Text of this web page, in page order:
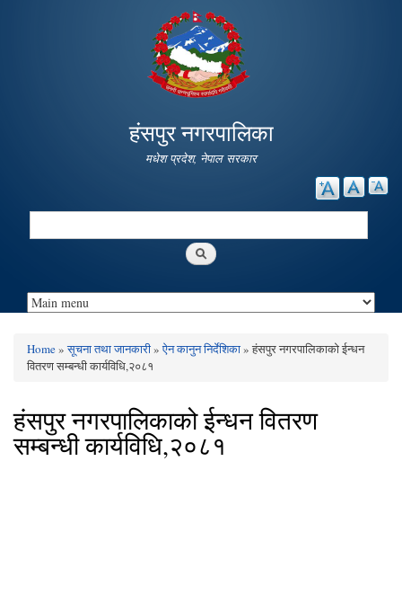
main
content
हंसपुर नगरपालिका
मधेश प्रदेश, नेपाल सरकार
Search
You are here
Home»सूचना तथा जानकारी»ऐन कानुन निर्देशिका» हंसपुर नगरपालिकाको ईन्धन
वितरण सम्बन्धी कार्यविधि,२०८१
हंसपुर नगरपालिकाको ईन्धन वितरण
सम्बन्धी कार्यविधि,२०८१